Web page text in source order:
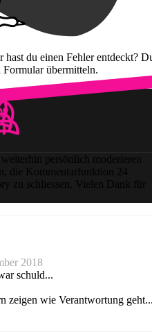
hast du einen Fehler entdeckt?
übermitteln.
persönlich moderieren
die Kommentarfunktion 24
zu schliessen. Vielen Dank für
2018
schuld...
zeigen wie Verantwortung